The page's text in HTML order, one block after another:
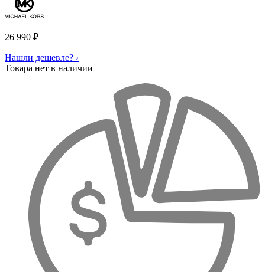
26 990 ₽
Нашли дешевле? ›
Товара нет в наличии